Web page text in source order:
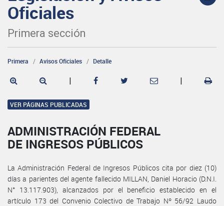
Oficiales
Primera sección
Primera Avisos Oficiales Detalle
| |
VER PÁGINAS PUBLICADAS
ADMINISTRACIÓN FEDERAL
DE INGRESOS PÚBLICOS
La Administración Federal de Ingresos Públicos cita por diez (10)
días a parientes del agente fallecido MILLAN, Daniel Horacio (D.N.I.
N° 13.117.903), alcanzados por el beneficio establecido en el
artículo 173 del Convenio Colectivo de Trabajo Nº 56/92 Laudo